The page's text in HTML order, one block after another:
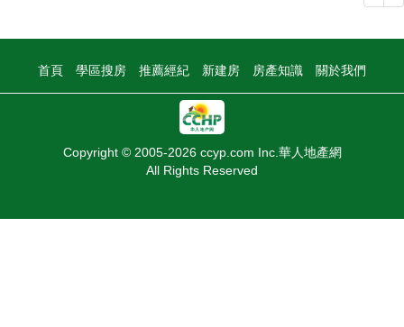
首頁 學區搜房 推薦經紀 新建房 房產知識 關於我們
Copyright © 2005-2026 ccyp.com Inc.華人地產網
All Rights Reserved